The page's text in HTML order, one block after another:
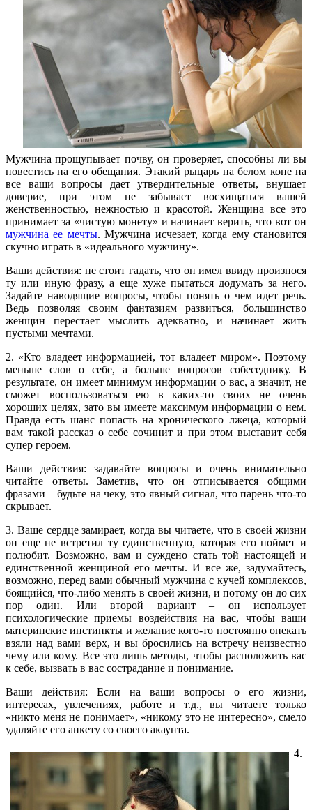
Мужчина прощупывает почву, он проверяет, способны ли вы
повестись на его обещания. Этакий рыцарь на белом коне на
все ваши вопросы дает утвердительные ответы, внушает
доверие, при этом не забывает восхищаться вашей
женственностью, нежностью и красотой. Женщина все это
принимает за «чистую монету» и начинает верить, что вот он
мужчина ее мечты. Мужчина исчезает, когда ему становится
скучно играть в «идеального мужчину».
Ваши действия: не стоит гадать, что он имел ввиду произнося
ту или иную фразу, а еще хуже пытаться додумать за него.
Задайте наводящие вопросы, чтобы понять о чем идет речь.
Ведь позволяя своим фантазиям развиться, большинство
женщин перестает мыслить адекватно, и начинает жить
пустыми мечтами.
2. «Кто владеет информацией, тот владеет миром». Поэтому
меньше слов о себе, а больше вопросов собеседнику. В
результате, он имеет минимум информации о вас, а значит, не
сможет воспользоваться ею в каких-то своих не очень
хороших целях, зато вы имеете максимум информации о нем.
Правда есть шанс попасть на хронического лжеца, который
вам такой рассказ о себе сочинит и при этом выставит себя
супер героем.
Ваши действия: задавайте вопросы и очень внимательно
читайте ответы. Заметив, что он отписывается общими
фразами – будьте на чеку, это явный сигнал, что парень что-то
скрывает.
3. Ваше сердце замирает, когда вы читаете, что в своей жизни
он еще не встретил ту единственную, которая его поймет и
полюбит. Возможно, вам и суждено стать той настоящей и
единственной женщиной его мечты. И все же, задумайтесь,
возможно, перед вами обычный мужчина с кучей комплексов,
боящийся, что-либо менять в своей жизни, и потому он до сих
пор один. Или второй вариант – он использует
психологические приемы воздействия на вас, чтобы ваши
материнские инстинкты и желание кого-то постоянно опекать
взяли над вами верх, и вы бросились на встречу неизвестно
чему или кому. Все это лишь методы, чтобы расположить вас
к себе, вызвать в вас сострадание и понимание.
Ваши действия: Если на ваши вопросы о его жизни,
интересах, увлечениях, работе и т.д., вы читаете только
«никто меня не понимает», «никому это не интересно», смело
удаляйте его анкету со своего акаунта.
4.